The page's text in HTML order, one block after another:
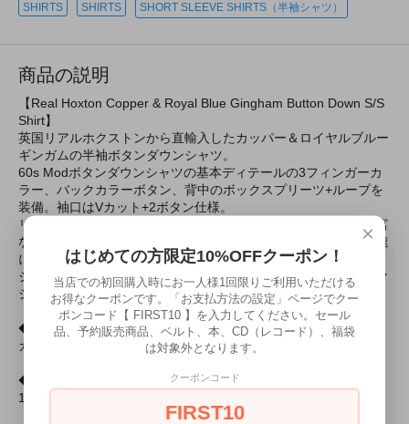
SHIRTS SHIRTS SHORT SLEEVE SHIRTS（半袖シャツ）
商品の説明
【Real Hoxton Copper & Royal Blue Gingham Button Down S/S
Shirt】
英国リアルホクストンから直輸入したカッパー＆ロイヤルブルー
ギンガムの半袖ボタンダウンシャツ。
60s Modボタンダウンシャツの基本ディテールの3フィンガーカ
ラー、バックカラーボタン、背中のボックスプリーツ+ループを
装備。袖口はVカット+2ボタン仕様。
リアルホクストンの半袖ボタンダウンシャツは玄人受けする豊富
なチェックのバリエーションから英国のスキンヘッド界隈で急速
に支持を拡大している。
シーズンを通して随時新作シャツがリリースされるためチェック
シャツ愛好家にとっては最も目が離せないブランドだ。
◆色
カッパー／ロイヤルブルー
◆素材
100%コットン
×
はじめての方限定10%OFFクーポン！
当店での初回購入時にお一人様1回限りご利用いただける
お得なクーポンです。「お支払方法の設定」ページでクー
ポンコード【 FIRST10 】を入力してください。セール
品、予約販売商品、ベルト、本、CD（レコード）、福袋
は対象外となります。
クーポンコード
FIRST10